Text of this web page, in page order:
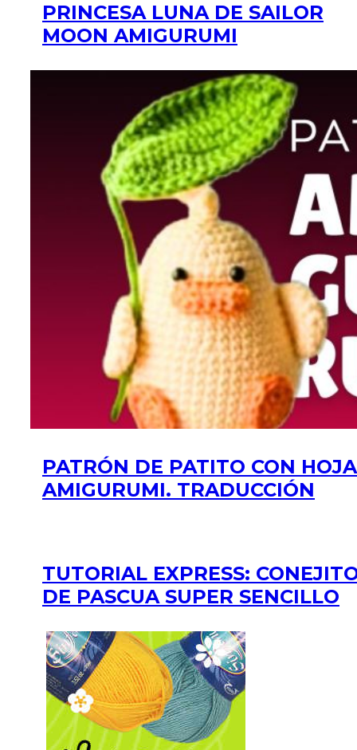
PRINCESA LUNA DE SAILOR
MOON AMIGURUMI
PATRÓN DE PATITO CON HOJA
AMIGURUMI. TRADUCCIÓN
TUTORIAL EXPRESS:
DE PASCUA SUPER SENCILLO